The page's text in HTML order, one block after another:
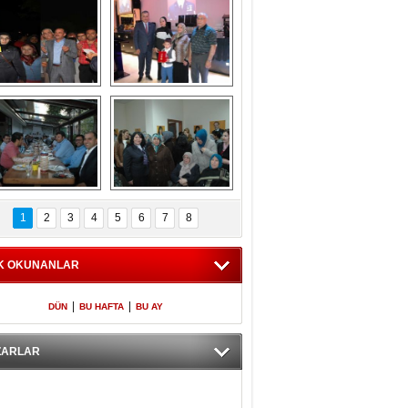
GAZZE
İÇİN YÜRÜDÜ
Kaymakamlıktan
iftar yemeği
iftar yemeği
NERGÜL
YILDIRIM SEÇİM
BÜROSUNU AÇTI
1 2 3 4 5 6 7 8
OKUNANLAR
DÜN BU HAFTA BU AY